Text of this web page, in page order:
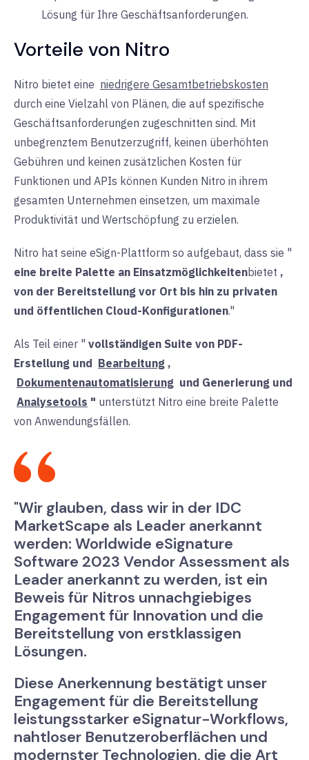
Lösung für Ihre Geschäftsanforderungen.
Vorteile von Nitro
Nitro bietet eine niedrigere Gesamtbetriebskosten
durch eine Vielzahl von Plänen, die auf spezifische
Geschäftsanforderungen zugeschnitten sind. Mit
unbegrenztem Benutzerzugriff, keinen überhöhten
Gebühren und keinen zusätzlichen Kosten für
Funktionen und APIs können Kunden Nitro in ihrem
gesamten Unternehmen einsetzen, um maximale
Produktivität und Wertschöpfung zu erzielen.
Nitro hat seine eSign-Plattform so aufgebaut, dass sie "
eine breite Palette an Einsatzmöglichkeitenbietet ,
von der Bereitstellung vor Ort bis hin zu privaten
und öffentlichen Cloud-Konfigurationen."
Als Teil einer " vollständigen Suite von PDF-
Erstellung und Bearbeitung ,
Dokumentenautomatisierung und Generierung und
Analysetools " unterstützt Nitro eine breite Palette
von Anwendungsfällen.
"Wir glauben, dass wir in der IDC
MarketScape als Leader anerkannt
werden: Worldwide eSignature
Software 2023 Vendor Assessment als
Leader anerkannt zu werden, ist ein
Beweis für Nitros unnachgiebiges
Engagement für Innovation und die
Bereitstellung von erstklassigen
Lösungen.
Diese Anerkennung bestätigt unser
Engagement für die Bereitstellung
leistungsstarker eSignatur-Workflows,
nahtloser Benutzeroberflächen und
modernster Technologien, die die Art